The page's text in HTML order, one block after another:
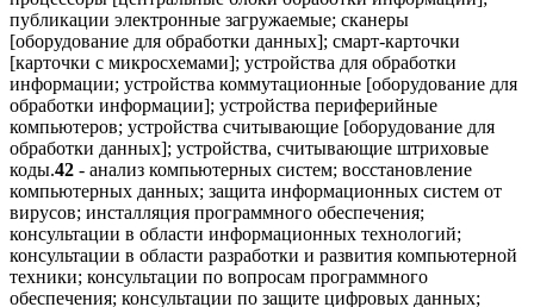
публикации электронные загружаемые; сканеры
[оборудование для обработки данных]; смарт-карточки
[карточки с микросхемами]; устройства для обработки
информации; устройства коммутационные [оборудование для
обработки информации]; устройства периферийные
компьютеров; устройства считывающие [оборудование для
обработки данных]; устройства, считывающие штриховые
коды.42 - анализ компьютерных систем; восстановление
компьютерных данных; защита информационных систем от
вирусов; инсталляция программного обеспечения;
консультации в области информационных технологий;
консультации в области разработки и развития компьютерной
техники; консультации по вопросам программного
обеспечения; консультации по защите цифровых данных;